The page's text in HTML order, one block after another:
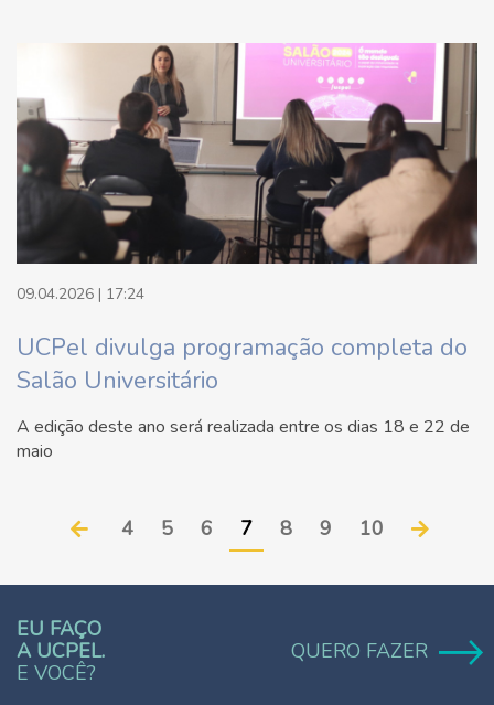
09.04.2026 | 17:24
UCPel divulga programação completa do
Salão Universitário
A edição deste ano será realizada entre os dias 18 e 22 de
maio
4 5 6 7 8 9 10
EU FAÇO
A UCPEL.
E VOCÊ?
QUERO FAZER